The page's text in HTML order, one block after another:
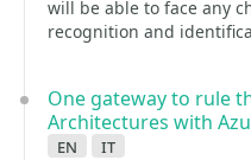
will be able to face any
recognition and
One gateway to rule
Architectures with
en
it